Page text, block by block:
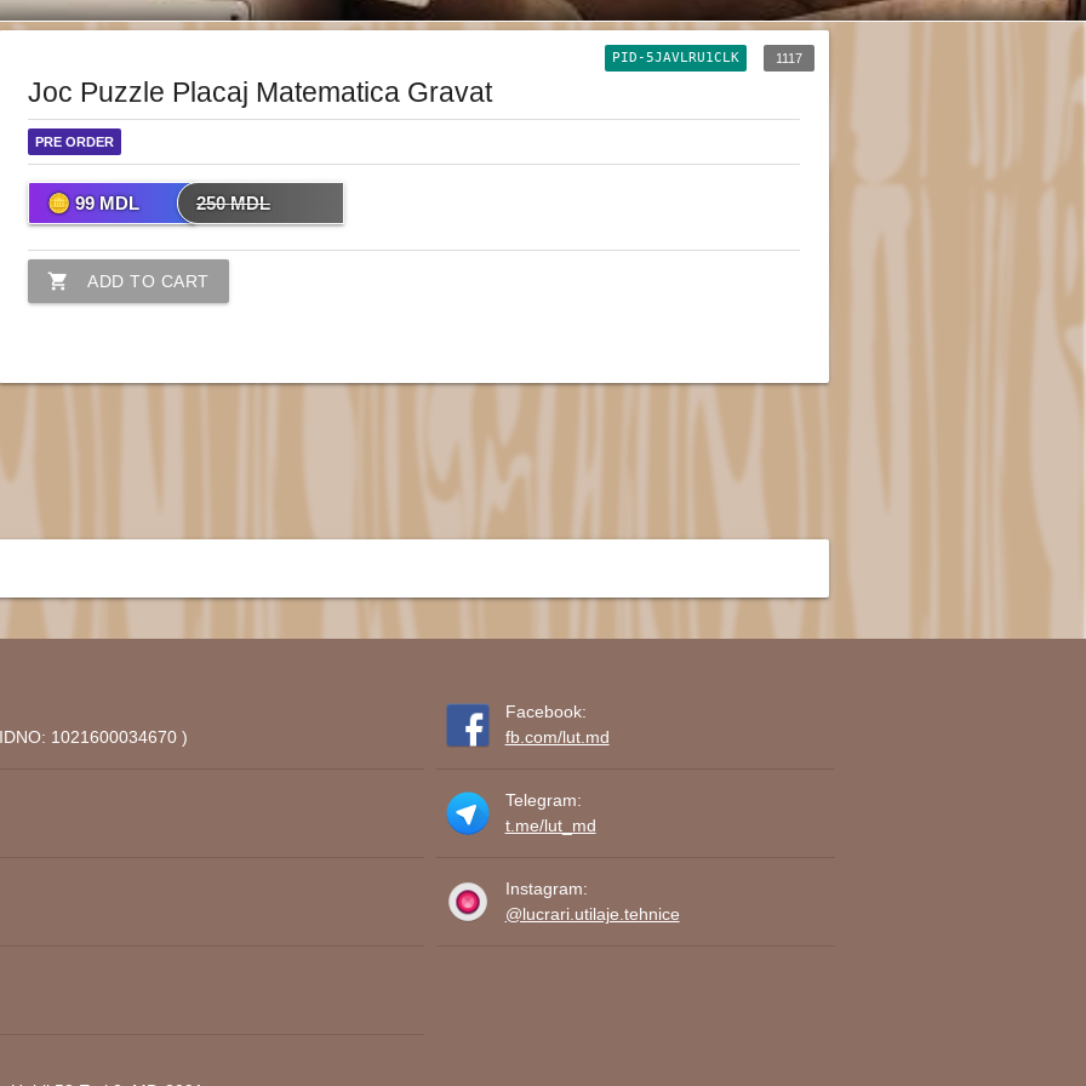
1117
PID-5JAVLRU1CLK
Joc Puzzle Placaj Matematica Gravat
PRE ORDER
99 MDL 250 MDL
shopping_cart ADD TO CART
1021600034670 )
Facebook:
fb.com/lut.md
Telegram:
t.me/lut_md
Instagram:
@lucrari.utilaje.tehnice